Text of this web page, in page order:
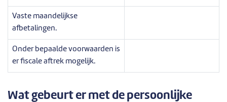
Vaste maandelijkse
afbetalingen.
Onder bepaalde voorwaarden is
er fiscale aftrek mogelijk.
Wat gebeurt er met de persoonlijke